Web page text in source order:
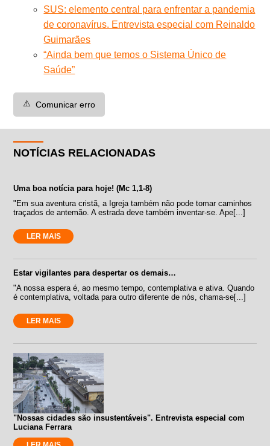
SUS: elemento central para enfrentar a pandemia
de coronavírus. Entrevista especial com Reinaldo
Guimarães
“Ainda bem que temos o Sistema Único de
Saúde”
⚠️ Comunicar erro
NOTÍCIAS RELACIONADAS
Uma boa notícia para hoje! (Mc 1,1-8)
"Em sua aventura cristã, a Igreja também não pode tomar caminhos
traçados de antemão. A estrada deve também inventar-se. Ape[...]
LER MAIS
Estar vigilantes para despertar os demais…
"A nossa espera é, ao mesmo tempo, contemplativa e ativa. Quando
é contemplativa, voltada para outro diferente de nós, chama-se[...]
LER MAIS
"Nossas cidades são insustentáveis". Entrevista especial com
Luciana Ferrara